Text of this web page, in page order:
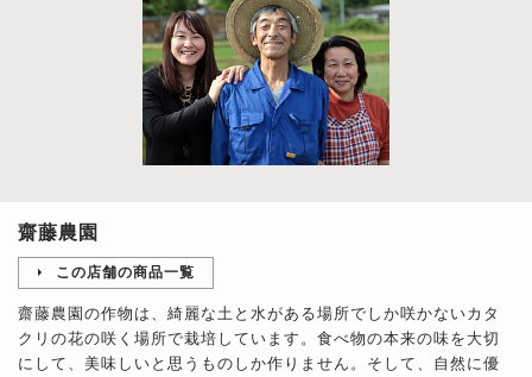
齋藤農園
この店舗の商品一覧
齋藤農園の作物は、綺麗な土と水がある場所でしか咲かないカタ
クリの花の咲く場所で栽培しています。食べ物の本来の味を大切
にして、美味しいと思うものしか作りません。そして、自然に優